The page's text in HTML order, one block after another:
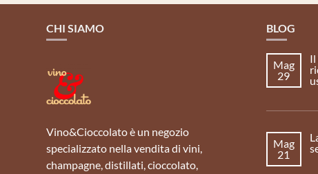
CHI SIAMO
Vino&Cioccolato è un negozio
specializzato nella vendita di vini,
champagne, distillati, cioccolato,
BLOG
Il
Mag
29
Mag
21